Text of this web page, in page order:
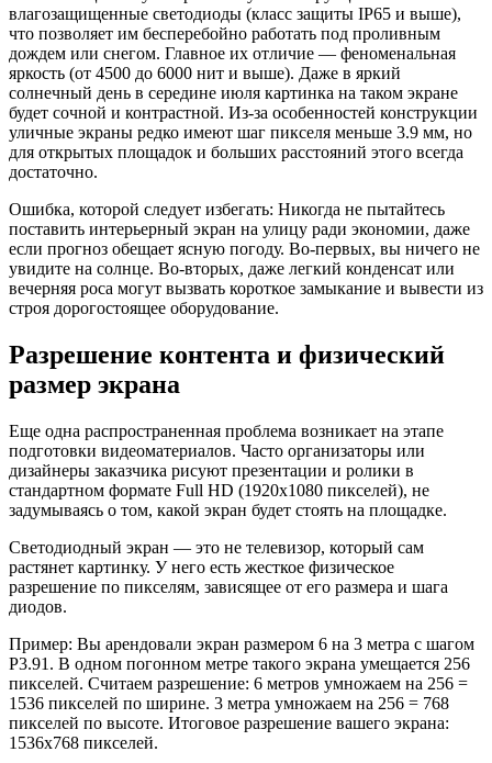
влагозащищенные светодиоды (класс защиты IP65 и выше),
что позволяет им бесперебойно работать под проливным
дождем или снегом. Главное их отличие — феноменальная
яркость (от 4500 до 6000 нит и выше). Даже в яркий
солнечный день в середине июля картинка на таком экране
будет сочной и контрастной. Из-за особенностей конструкции
уличные экраны редко имеют шаг пикселя меньше 3.9 мм, но
для открытых площадок и больших расстояний этого всегда
достаточно.
Ошибка, которой следует избегать: Никогда не пытайтесь
поставить интерьерный экран на улицу ради экономии, даже
если прогноз обещает ясную погоду. Во-первых, вы ничего не
увидите на солнце. Во-вторых, даже легкий конденсат или
вечерняя роса могут вызвать короткое замыкание и вывести из
строя дорогостоящее оборудование.
Разрешение контента и физический
размер экрана
Еще одна распространенная проблема возникает на этапе
подготовки видеоматериалов. Часто организаторы или
дизайнеры заказчика рисуют презентации и ролики в
стандартном формате Full HD (1920х1080 пикселей), не
задумываясь о том, какой экран будет стоять на площадке.
Светодиодный экран — это не телевизор, который сам
растянет картинку. У него есть жесткое физическое
разрешение по пикселям, зависящее от его размера и шага
диодов.
Пример: Вы арендовали экран размером 6 на 3 метра с шагом
P3.91. В одном погонном метре такого экрана умещается 256
пикселей. Считаем разрешение: 6 метров умножаем на 256 =
1536 пикселей по ширине. 3 метра умножаем на 256 = 768
пикселей по высоте. Итоговое разрешение вашего экрана:
1536х768 пикселей.